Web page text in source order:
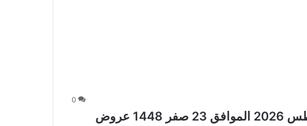
0
عروض رامز الرياض اليوم 6 أغسطس 2026 الموافق 23 صفر 1448 عروض